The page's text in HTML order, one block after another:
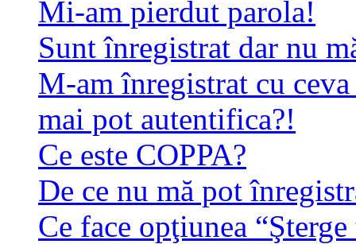
Mi-am pierdut parola!
Sunt înregistrat dar nu
M-am înregistrat cu
mai pot autentifica?!
Ce este COPPA?
De ce nu mă pot
Ce face opţiunea